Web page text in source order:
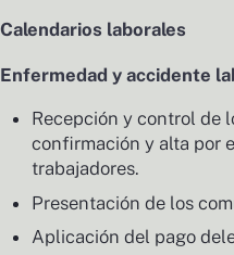
Calendarios laborales
Enfermedad y accidente
Recepción y control de
confirmación y alta por
trabajadores.
Presentación de los
Aplicación del pago